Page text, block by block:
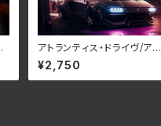
アトランティス・ドライヴ/アト
ランティス・ドライヴ RBNC
D-1406(仕様:CD)
¥2,750